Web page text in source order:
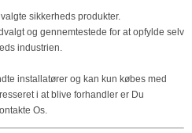
sikkerheds produkter.
og gennemtestede for at opfylde selv
industrien.
installatører og kan kun købes med
i at blive forhandler er Du
Os.